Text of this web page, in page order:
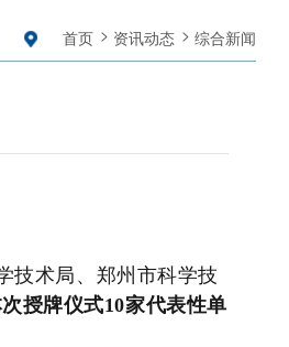
首页 资讯动态 综合新闻
技术局、郑州市科学技
授牌仪式10家代表性单